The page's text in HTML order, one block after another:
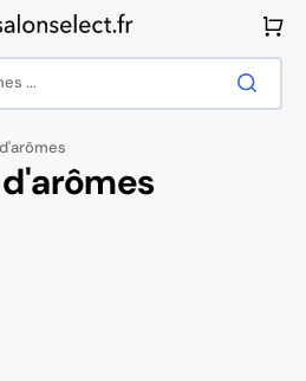
...
Panier